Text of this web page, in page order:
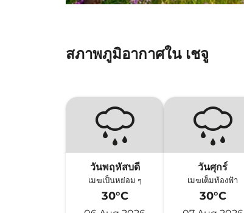
สภาพภูมิอากาศใน เชจู
วันพฤหัสบดี
เมฆเป็นหย่อม ๆ
30°C
วันศุกร์
เมฆเต็มท้องฟ้า
30°C